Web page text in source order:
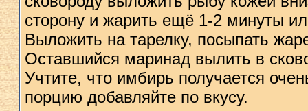
сторону и жарить ещё 1-2 минуты
Выложить на тарелку, посыпать
Оставшийся маринад вылить в
Учтите, что имбирь получается
порцию добавляйте по вкусу.